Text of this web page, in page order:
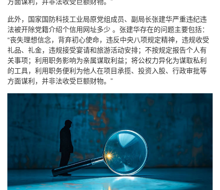
此外，国家国防科技工业局原党组成员、副局长张建华严重违纪违
法被开除党籍介绍个信用网址多少 。张建华存在的问题主要包括：
“丧失理想信念，背弃初心使命，违反中央八项规定精神，违规收受
礼品、礼金，违规接受宴请和旅游活动安排；不按规定报告个人有
关事项；利用职务影响为亲属谋取利益；将公权力异化为谋取私利
的工具，利用职务便利为他人在项目承揽、投资入股、行政审批等
方面谋利，并非法收受巨额财物。”